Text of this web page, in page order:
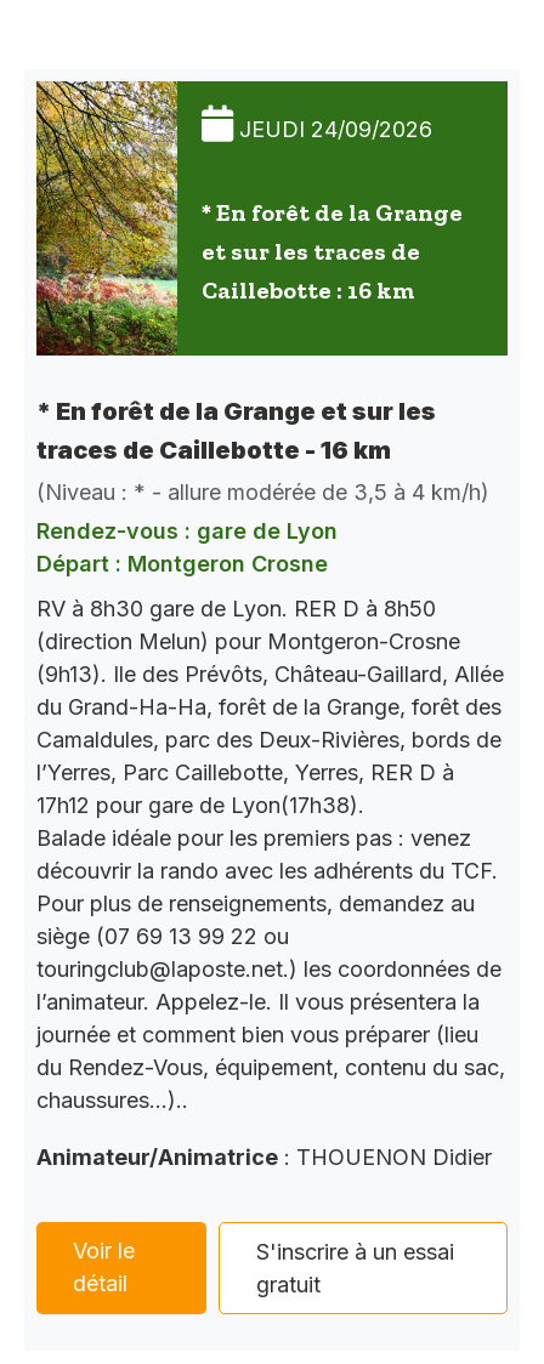
JEUDI 24/09/2026
* En forêt de la Grange
et sur les traces de
Caillebotte : 16 km
* En forêt de la Grange et sur les
traces de Caillebotte - 16 km
(Niveau : * - allure modérée de 3,5 à 4 km/h)
Rendez-vous : gare de Lyon
Départ : Montgeron Crosne
RV à 8h30 gare de Lyon. RER D à 8h50
(direction Melun) pour Montgeron-Crosne
(9h13). Ile des Prévôts, Château-Gaillard, Allée
du Grand-Ha-Ha, forêt de la Grange, forêt des
Camaldules, parc des Deux-Rivières, bords de
l’Yerres, Parc Caillebotte, Yerres, RER D à
17h12 pour gare de Lyon(17h38).
Balade idéale pour les premiers pas : venez
découvrir la rando avec les adhérents du TCF.
Pour plus de renseignements, demandez au
siège (07 69 13 99 22 ou
touringclub@laposte.net.) les coordonnées de
l’animateur. Appelez-le. Il vous présentera la
journée et comment bien vous préparer (lieu
du Rendez-Vous, équipement, contenu du sac,
chaussures…)..
Animateur/Animatrice : THOUENON Didier
Voir le
détail
S'inscrire à un essai
gratuit